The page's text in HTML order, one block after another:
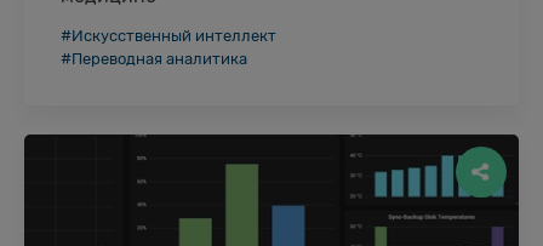
имитации разумного поведения и критического
#Искусственный интеллект
#Переводная аналитика